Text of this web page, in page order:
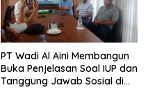
PT Wadi Al Aini Membangun
Buka Penjelasan Soal IUP dan
Tanggung Jawab Sosial di